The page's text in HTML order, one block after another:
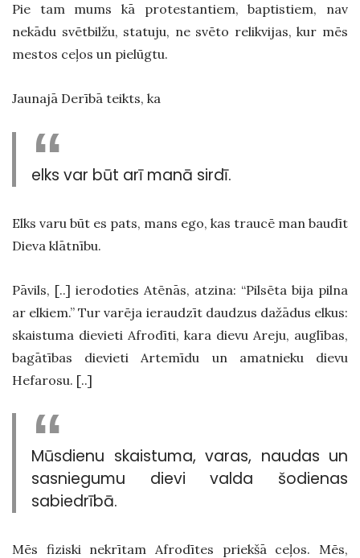
Pie tam mums kā protestantiem, baptistiem, nav
nekādu svētbilžu, statuju, ne svēto relikvijas, kur mēs
mestos ceļos un pielūgtu.
Jaunajā Derībā teikts, ka
elks var būt arī manā sirdī.
Elks varu būt es pats, mans ego, kas traucē man baudīt
Dieva klātnību.
Pāvils, [..] ierodoties Atēnās, atzina: “Pilsēta bija pilna
ar elkiem.” Tur varēja ieraudzīt daudzus dažādus elkus:
skaistuma dievieti Afrodīti, kara dievu Areju, auglības,
bagātības dievieti Artemīdu un amatnieku dievu
Hefarosu. [..]
Mūsdienu skaistuma, varas, naudas un
sasniegumu dievi valda šodienas
sabiedrībā.
Mēs fiziski nekrītam Afrodītes priekšā ceļos. Mēs,